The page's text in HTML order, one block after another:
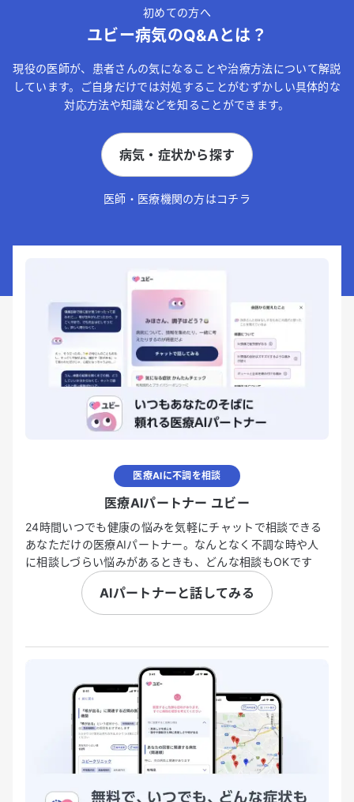
初めての方へ
ユビー病気のQ&Aとは？
現役の医師が、患者さんの気になることや治療方法について解説
しています。ご自身だけでは対処することがむずかしい具体的な
対応方法や知識などを知ることができます。
病気・症状から探す
医師・医療機関の方はコチラ
医療AIに不調を相談
医療AIパートナー ユビー
24時間いつでも健康の悩みを気軽にチャットで相談できる
あなただけの医療AIパートナー。なんとなく不調な時や人
に相談しづらい悩みがあるときも、どんな相談もOKです
AIパートナーと話してみる